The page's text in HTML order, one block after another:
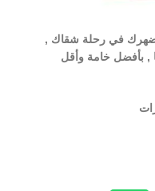
في رحلة شقاك ,
, بأفضل خامة وأقل